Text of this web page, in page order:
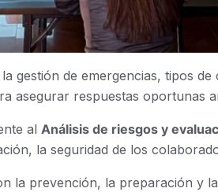
gestión de emergencias, tipos
asegurar respuestas oportunas
al Análisis de riesgos y
la seguridad de los
la prevención, la preparación y